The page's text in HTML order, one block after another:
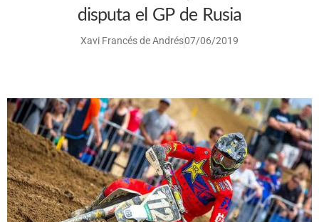
disputa el GP de Rusia
Xavi Francés de Andrés07/06/2019